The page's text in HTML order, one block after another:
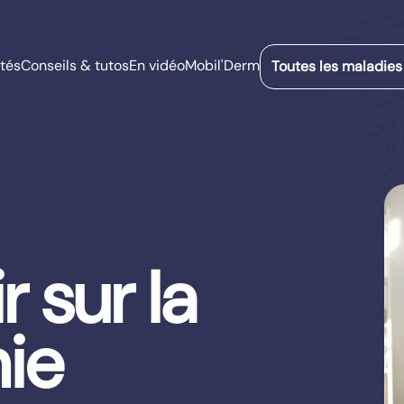
Conseils & tutosEn vidéoMobil'Derm Toutes les maladies
sur la